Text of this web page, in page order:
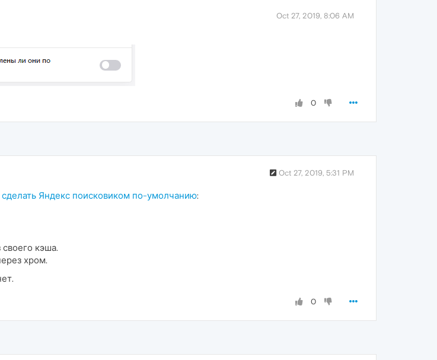
Oct 27, 2019, 8:06 AM
0
Oct 27, 2019, 5:31 PM
Яндекс поисковиком по-умолчанию:
кэша.
хром.
0